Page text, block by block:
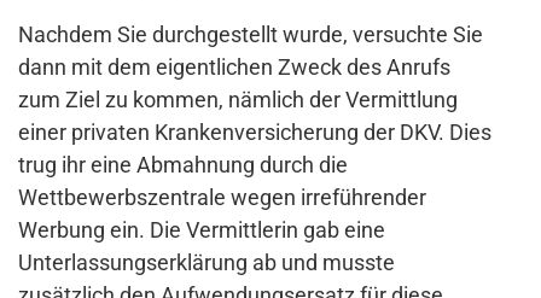
Nachdem Sie durchgestellt wurde, versuchte Sie
dann mit dem eigentlichen Zweck des Anrufs
zum Ziel zu kommen, nämlich der Vermittlung
einer privaten Krankenversicherung der DKV. Dies
trug ihr eine Abmahnung durch die
Wettbewerbszentrale wegen irreführender
Werbung ein. Die Vermittlerin gab eine
Unterlassungserklärung ab und musste